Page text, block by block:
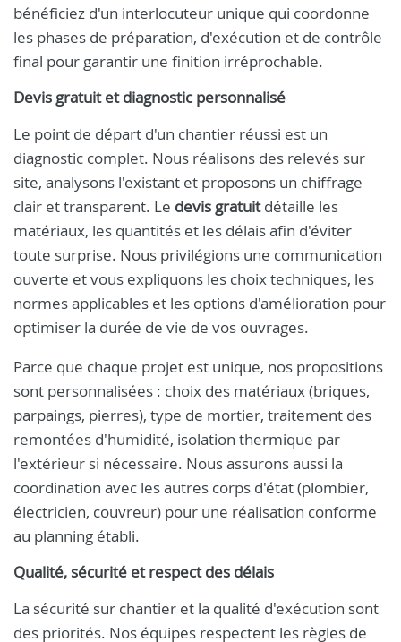
bénéficiez d'un interlocuteur unique qui coordonne
les phases de préparation, d'exécution et de contrôle
final pour garantir une finition irréprochable.
Devis gratuit et diagnostic personnalisé
Le point de départ d'un chantier réussi est un
diagnostic complet. Nous réalisons des relevés sur
site, analysons l'existant et proposons un chiffrage
clair et transparent. Le devis gratuitdétaille les
matériaux, les quantités et les délais afin d'éviter
toute surprise. Nous privilégions une communication
ouverte et vous expliquons les choix techniques, les
normes applicables et les options d'amélioration pour
optimiser la durée de vie de vos ouvrages.
Parce que chaque projet est unique, nos propositions
sont personnalisées : choix des matériaux (briques,
parpaings, pierres), type de mortier, traitement des
remontées d'humidité, isolation thermique par
l'extérieur si nécessaire. Nous assurons aussi la
coordination avec les autres corps d'état (plombier,
électricien, couvreur) pour une réalisation conforme
au planning établi.
Qualité, sécurité et respect des délais
La sécurité sur chantier et la qualité d'exécution sont
des priorités. Nos équipes respectent les règles de